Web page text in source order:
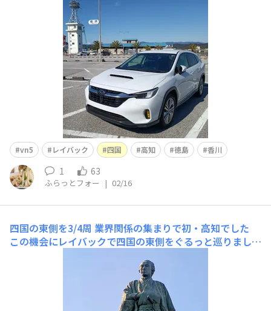
走行で、高速道路と郊外路は多かったにせよ真冬に16km/
Lを記録です※四国旅での風景は旅行部にアップしてます
🌞丸みを帯びた柔らかな印象です
vn5 レイバック 四国 高知 徳島 香川
1 63
ふらっとフォー | 02/16
四国の東側を3/4周 業界関係の集まりで初・高知でした
この機会にレイバックで四国の東側をぐるっと巡りました
れており当日0時まで判断を保留し（レイバックはオール
シーズンタイヤながらスノーフレークマーク⛰️が無く、
冬用タイヤ扱いでない）大きな規制が出なかったので、仮